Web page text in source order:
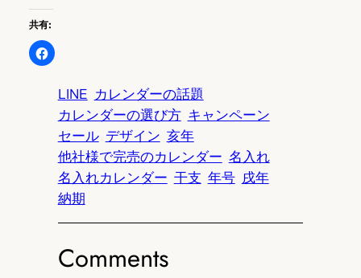
共有:
LINE カレンダーの話題
カレンダーの選び方 キャンペーン
セール デザイン 亥年
他社様で完売のカレンダー 名入れ
名入れカレンダー 干支 年号 戌年
納期
Comments